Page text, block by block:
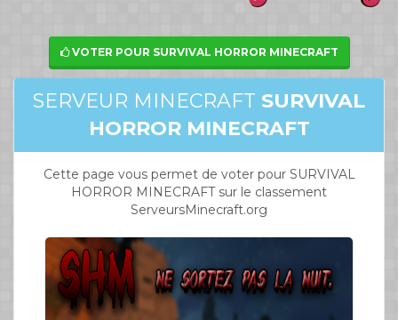
VOTER POUR SURVIVAL HORROR MINECRAFT
SERVEUR MINECRAFT SURVIVAL
HORROR MINECRAFT
Cette page vous permet de voter pour SURVIVAL
HORROR MINECRAFT sur le classement
ServeursMinecraft.org